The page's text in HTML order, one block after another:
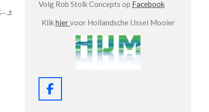
De cultureelhistorische verkenning van SteenhuisMeurs afgerond »
n
Volg Rob Stolk Concepts op Facebook
Klikhiervoor Hollandsche IJssel Mooier
F